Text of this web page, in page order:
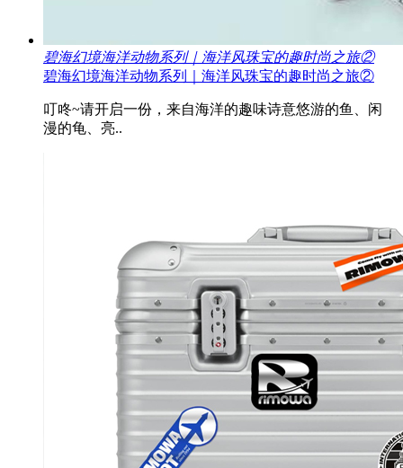
碧海幻境海洋动物系列｜海洋风珠宝的趣时尚之旅②
碧海幻境海洋动物系列｜海洋风珠宝的趣时尚之旅②
叮咚~请开启一份，来自海洋的趣味诗意悠游的鱼、闲
漫的龟、亮..